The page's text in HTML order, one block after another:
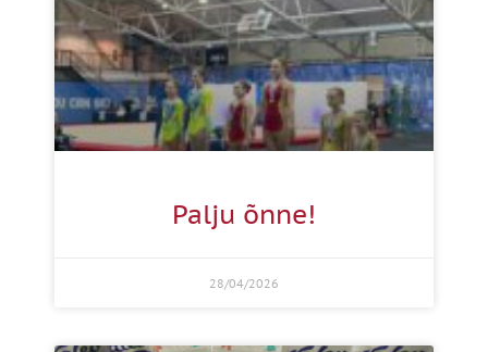
Palju õnne!
28/04/2026